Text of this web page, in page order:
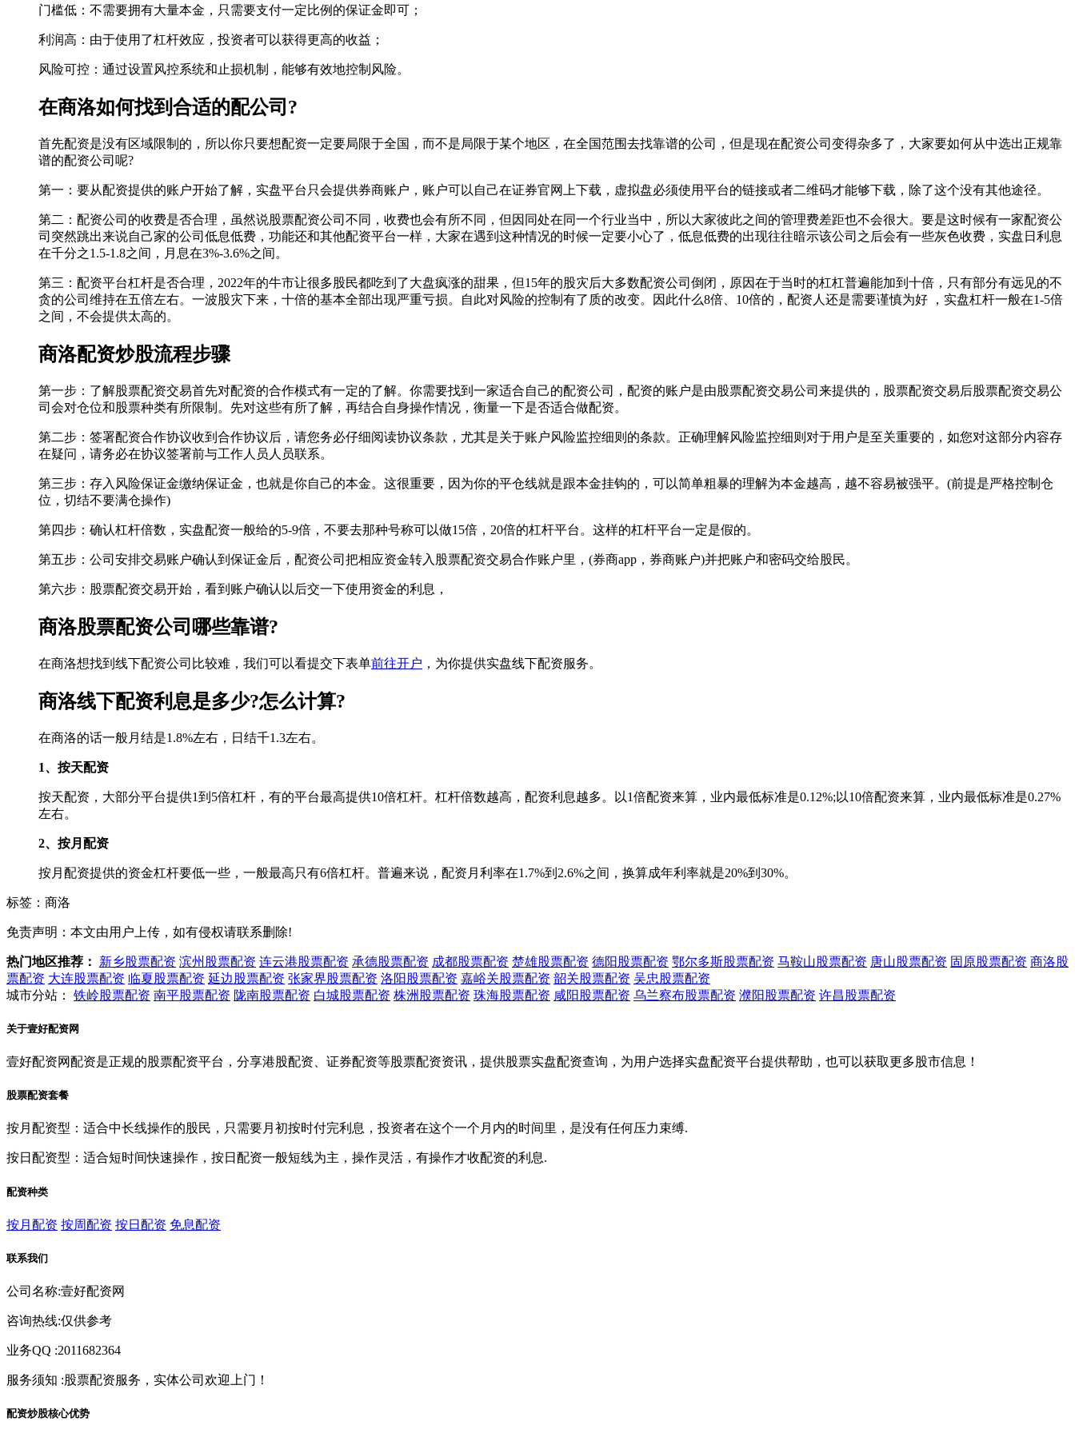
门槛低：不需要拥有大量本金，只需要支付一定比例的保证金即可；
利润高：由于使用了杠杆效应，投资者可以获得更高的收益；
风险可控：通过设置风控系统和止损机制，能够有效地控制风险。
在商洛如何找到合适的配公司?
首先配资是没有区域限制的，所以你只要想配资一定要局限于全国，而不是局限于某个地区，在全国范围去找靠谱的公司，但是现在配资公司变得杂多了，大家要如何从中选出正规靠
谱的配资公司呢?
第一：要从配资提供的账户开始了解，实盘平台只会提供券商账户，账户可以自己在证券官网上下载，虚拟盘必须使用平台的链接或者二维码才能够下载，除了这个没有其他途径。
第二：配资公司的收费是否合理，虽然说股票配资公司不同，收费也会有所不同，但因同处在同一个行业当中，所以大家彼此之间的管理费差距也不会很大。要是这时候有一家配资公
司突然跳出来说自己家的公司低息低费，功能还和其他配资平台一样，大家在遇到这种情况的时候一定要小心了，低息低费的出现往往暗示该公司之后会有一些灰色收费，实盘日利息
在千分之1.5-1.8之间，月息在3%-3.6%之间。
第三：配资平台杠杆是否合理，2022年的牛市让很多股民都吃到了大盘疯涨的甜果，但15年的股灾后大多数配资公司倒闭，原因在于当时的杠杠普遍能加到十倍，只有部分有远见的不
贪的公司维持在五倍左右。一波股灾下来，十倍的基本全部出现严重亏损。自此对风险的控制有了质的改变。因此什么8倍、10倍的，配资人还是需要谨慎为好 ，实盘杠杆一般在1-5倍
之间，不会提供太高的。
商洛配资炒股流程步骤
第一步：了解股票配资交易首先对配资的合作模式有一定的了解。你需要找到一家适合自己的配资公司，配资的账户是由股票配资交易公司来提供的，股票配资交易后股票配资交易公
司会对仓位和股票种类有所限制。先对这些有所了解，再结合自身操作情况，衡量一下是否适合做配资。
第二步：签署配资合作协议收到合作协议后，请您务必仔细阅读协议条款，尤其是关于账户风险监控细则的条款。正确理解风险监控细则对于用户是至关重要的，如您对这部分内容存
在疑问，请务必在协议签署前与工作人员人员联系。
第三步：存入风险保证金缴纳保证金，也就是你自己的本金。这很重要，因为你的平仓线就是跟本金挂钩的，可以简单粗暴的理解为本金越高，越不容易被强平。(前提是严格控制仓
位，切结不要满仓操作)
第四步：确认杠杆倍数，实盘配资一般给的5-9倍，不要去那种号称可以做15倍，20倍的杠杆平台。这样的杠杆平台一定是假的。
第五步：公司安排交易账户确认到保证金后，配资公司把相应资金转入股票配资交易合作账户里，(券商app，券商账户)并把账户和密码交给股民。
第六步：股票配资交易开始，看到账户确认以后交一下使用资金的利息，
商洛股票配资公司哪些靠谱?
在商洛想找到线下配资公司比较难，我们可以看提交下表单前往开户 ，为你提供实盘线下配资服务。
商洛线下配资利息是多少?怎么计算?
在商洛的话一般月结是1.8%左右，日结千1.3左右。
1、按天配资
按天配资，大部分平台提供1到5倍杠杆，有的平台最高提供10倍杠杆。杠杆倍数越高，配资利息越多。以1倍配资来算，业内最低标准是0.12%;以10倍配资来算，业内最低标准是0.27%
左右。
2、按月配资
按月配资提供的资金杠杆要低一些，一般最高只有6倍杠杆。普遍来说，配资月利率在1.7%到2.6%之间，换算成年利率就是20%到30%。
标签：商洛
免责声明：本文由用户上传，如有侵权请联系删除!
热门地区推荐： 新乡股票配资 滨州股票配资 连云港股票配资 承德股票配资 成都股票配资 楚雄股票配资 德阳股票配资 鄂尔多斯股票配资 马鞍山股票配资 唐山股票配资 固原股票配资 商洛股
票配资 大连股票配资 临夏股票配资 延边股票配资 张家界股票配资 洛阳股票配资 嘉峪关股票配资 韶关股票配资 吴忠股票配资
城市分站：
铁岭股票配资 南平股票配资 陇南股票配资 白城股票配资 株洲股票配资 珠海股票配资 咸阳股票配资 乌兰察布股票配资 濮阳股票配资 许昌股票配资
关于壹好配资网
壹好配资网配资是正规的股票配资平台，分享港股配资、证券配资等股票配资资讯，提供股票实盘配资查询，为用户选择实盘配资平台提供帮助，也可以获取更多股市信息！
股票配资套餐
按月配资型：适合中长线操作的股民，只需要月初按时付完利息，投资者在这个一个月内的时间里，是没有任何压力束缚.
按日配资型：适合短时间快速操作，按日配资一般短线为主，操作灵活，有操作才收配资的利息.
配资种类
按月配资 按周配资 按日配资 免息配资
联系我们
公司名称:壹好配资网
咨询热线:仅供参考
业务QQ :2011682364
服务须知 :股票配资服务，实体公司欢迎上门！
配资炒股核心优势